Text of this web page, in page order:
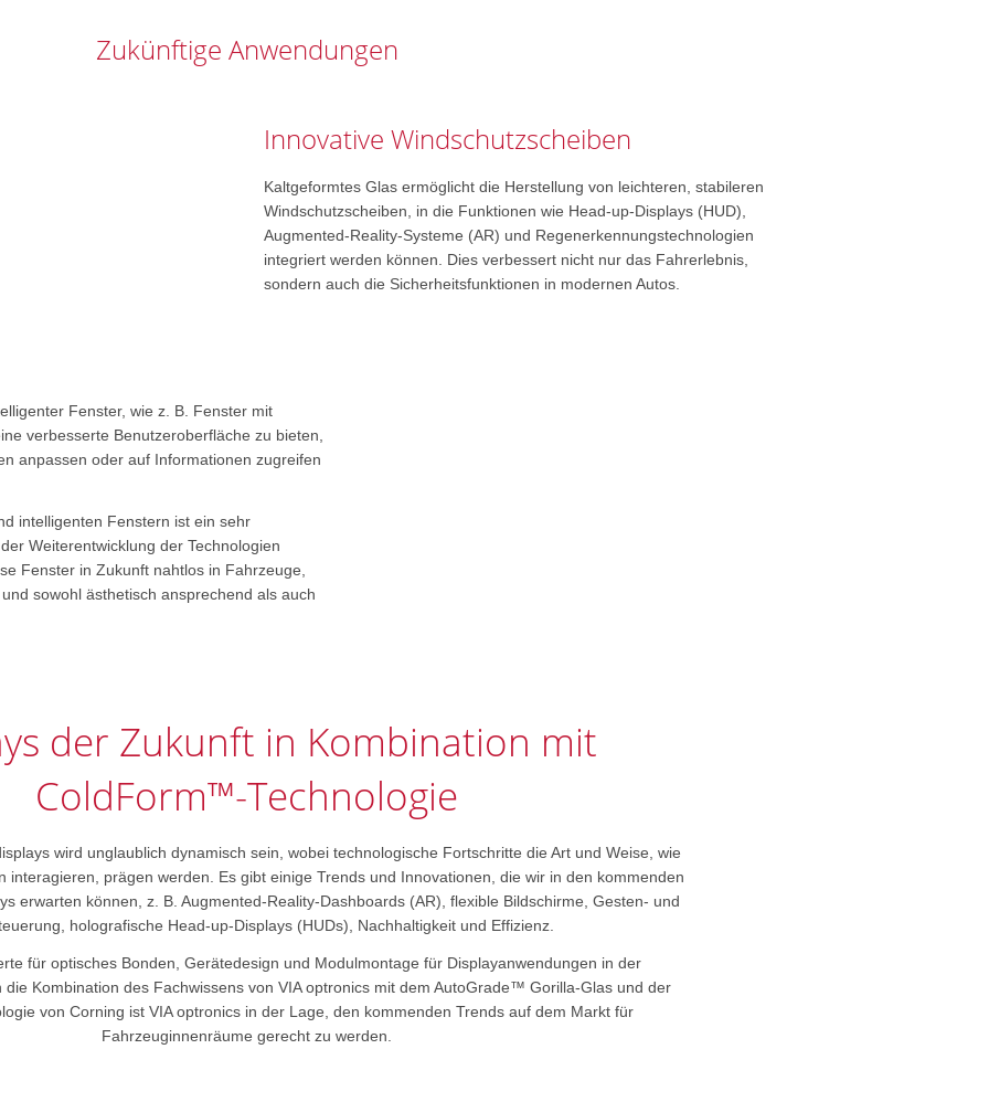
Zukünftige Anwendungen
Innovative Windschutzscheiben
Kaltgeformtes Glas ermöglicht die Herstellung von leichteren, stabileren
Windschutzscheiben, in die Funktionen wie Head-up-Displays (HUD),
Augmented-Reality-Systeme (AR) und Regenerkennungstechnologien
integriert werden können. Dies verbessert nicht nur das Fahrerlebnis,
sondern auch die Sicherheitsfunktionen in modernen Autos.
Fenster, wie z. B. Fenster mit
verbesserte Benutzeroberfläche zu bieten,
anpassen oder auf Informationen zugreifen
intelligenten Fenstern ist ein sehr
Weiterentwicklung der Technologien
Fenster in Zukunft nahtlos in Fahrzeuge,
sowohl ästhetisch ansprechend als auch
der Zukunft in Kombination mit
ColdForm™-Technologie
wird unglaublich dynamisch sein, wobei technologische Fortschritte die Art und Weise, wie
interagieren, prägen werden. Es gibt einige Trends und Innovationen, die wir in den kommenden
erwarten können, z. B. Augmented-Reality-Dashboards (AR), flexible Bildschirme, Gesten- und
holografische Head-up-Displays (HUDs), Nachhaltigkeit und Effizienz.
für optisches Bonden, Gerätedesign und Modulmontage für Displayanwendungen in der
die Kombination des Fachwissens von VIA optronics mit dem AutoGrade™ Gorilla-Glas und der
von Corning ist VIA optronics in der Lage, den kommenden Trends auf dem Markt für
Fahrzeuginnenräume gerecht zu werden.